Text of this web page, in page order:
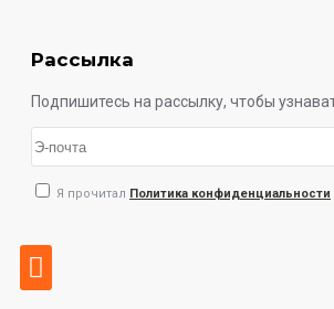
Рассылка
Подпишитесь на рассылку, чтобы
Я прочитал Политика конфиденциальности